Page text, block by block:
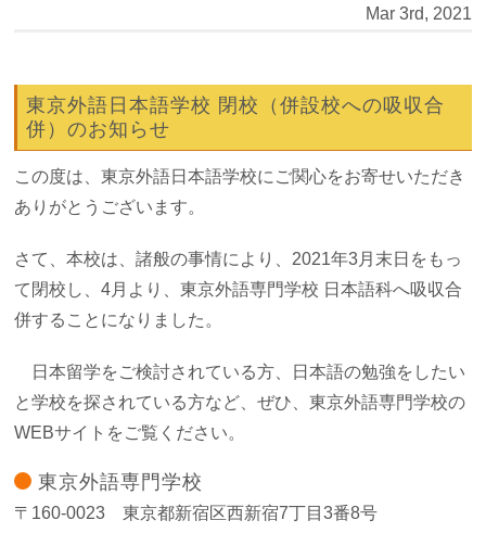
Mar 3rd, 2021
東京外語日本語学校 閉校
（併設校への吸収合
併）のお知らせ
この度は、東京外語日本語学校にご関心をお寄せいただき
ありがとうございます。
さて、本校は、諸般の事情により、 2021年3月末日をもっ
て閉校し、4月より、東京外語専門学校 日本語科へ吸収合
併することになりました。
日本留学をご検討されている方、日本語の勉強をしたい
と学校を探されている方など、ぜひ、東京外語専門学校の
WEBサイトをご覧ください。
東京外語専門学校
〒160-0023 東京都新宿区西新宿7丁目3番8号